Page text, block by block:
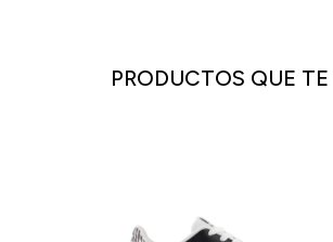
PRODUCTOS QUE